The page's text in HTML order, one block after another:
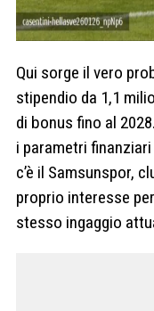
Qui sorge il vero
stipendio da 1,1
di bonus fino al
i parametri
c’è il Samsunspor,
proprio interesse
stesso ingaggio